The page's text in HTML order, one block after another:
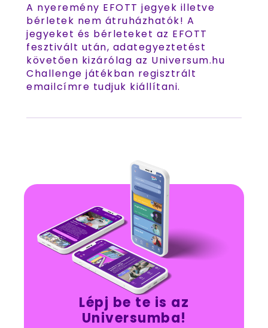
A nyeremény EFOTT jegyek illetve
bérletek nem átruházhatók! A
jegyeket és bérleteket az EFOTT
fesztivált után, adategyeztetést
követően kizárólag az Universum.hu
Challenge játékban regisztrált
emailcímre tudjuk kiállítani.
Lépj be te is az
Universumba!